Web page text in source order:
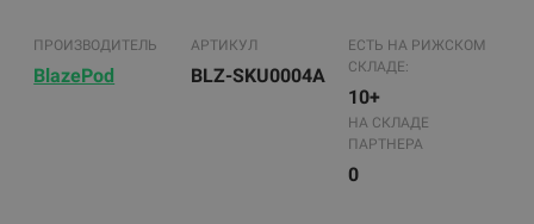
ПРОИЗВОДИТЕЛЬ
BlazePod
АРТИКУЛ
BLZ-SKU0004A
ЕСТЬ НА РИЖСКОМ
СКЛАДЕ:
10+
НА СКЛАДЕ
ПАРТНЕРА
0